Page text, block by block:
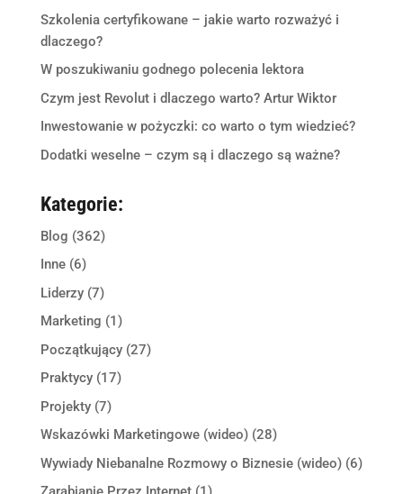
Szkolenia certyfikowane – jakie warto rozważyć i
dlaczego?
W poszukiwaniu godnego polecenia lektora
Czym jest Revolut i dlaczego warto? Artur Wiktor
Inwestowanie w pożyczki: co warto o tym wiedzieć?
Dodatki weselne – czym są i dlaczego są ważne?
Kategorie:
Blog (362)
Inne(6)
Liderzy(7)
Marketing (1)
Początkujący(27)
Praktycy(17)
Projekty(7)
Wskazówki Marketingowe (wideo)(28)
Wywiady Niebanalne Rozmowy o Biznesie (wideo)(6)